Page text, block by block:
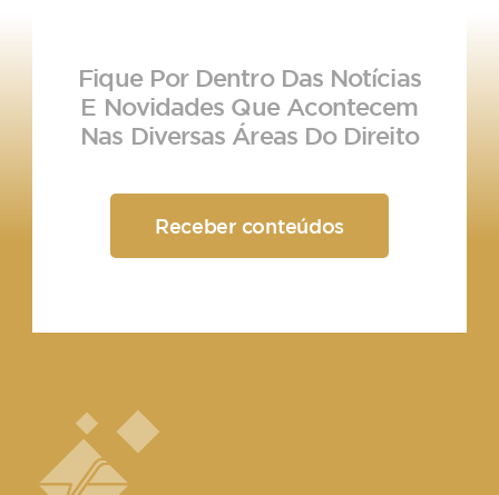
Fique Por Dentro Das Notícias
E Novidades Que Acontecem
Nas Diversas Áreas Do Direito
Receber conteúdos